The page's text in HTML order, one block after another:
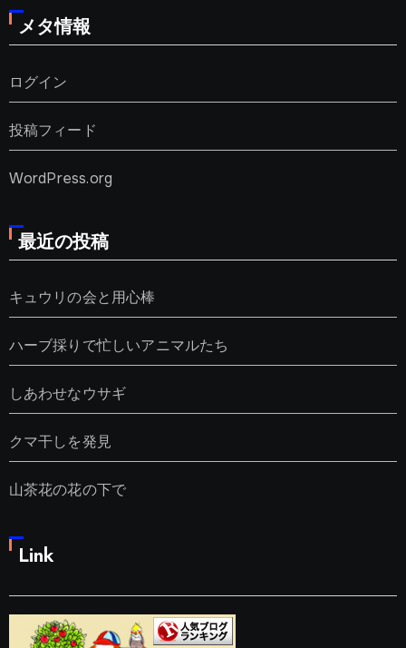
メタ情報
ログイン
投稿フィード
WordPress.org
最近の投稿
キュウリの会と用心棒
ハーブ採りで忙しいアニマルたち
しあわせなウサギ
クマ干しを発見
山茶花の花の下で
Link